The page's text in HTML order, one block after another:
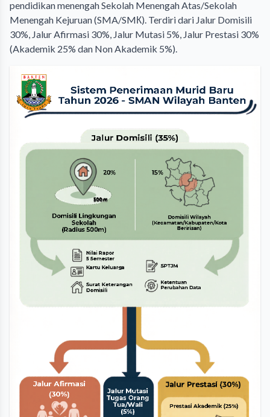
pendidikan menengah Sekolah Menengah Atas/Sekolah
Menengah Kejuruan (SMA/SMК). Terdiri dari Jalur Domisili
30%, Jalur Afirmasi 30%, Jalur Mutasi 5%, Jalur Prestasi 30%
(Akademik 25% dan Non Akademik 5%).